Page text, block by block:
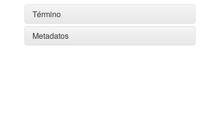
Término
Metadatos